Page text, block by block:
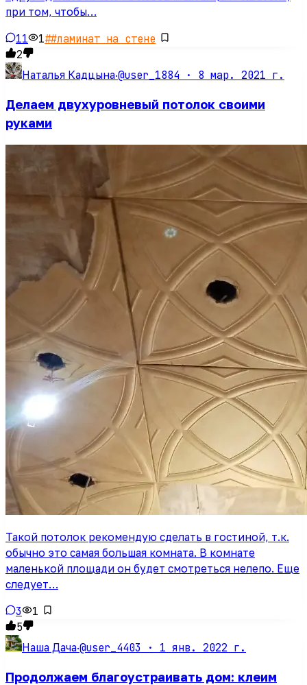
при том, чтобы…
11 1##ламинат на стене
2
Наталья Кадцына·@user_1884 · 8 мар. 2021 г.
Делаем двухуровневый потолок своими
руками
Такой потолок рекомендую сделать в гостиной, т.к.
обычно это самая большая комната. В комнате
маленькой площади он будет смотреться нелепо. Еще
следует…
3
1
5
Наша Дача·@user_4403 · 1 янв. 2022 г.
Продолжаем благоустраивать дом: клеим